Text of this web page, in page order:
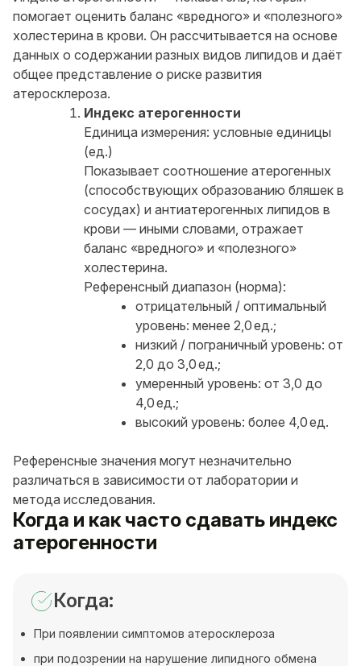
помогает оценить баланс «вредного» и «полезного»
холестерина в крови. Он рассчитывается на основе
данных о содержании разных видов липидов и даёт
общее представление о риске развития
атеросклероза.
Индекс атерогенности
Единица измерения: условные единицы
(ед.)
Показывает соотношение атерогенных
(способствующих образованию бляшек в
сосудах) и антиатерогенных липидов в
крови — иными словами, отражает
баланс «вредного» и «полезного»
холестерина.
Референсный диапазон (норма):
отрицательный / оптимальный
уровень: менее 2,0 ед.;
низкий / пограничный уровень: от
2,0 до 3,0 ед.;
умеренный уровень: от 3,0 до
4,0 ед.;
высокий уровень: более 4,0 ед.
Референсные значения могут незначительно
различаться в зависимости от лаборатории и
метода исследования.
Когда и как часто сдавать индекс
атерогенности
Когда:
При появлении симптомов атеросклероза
при подозрении на нарушение липидного обмена